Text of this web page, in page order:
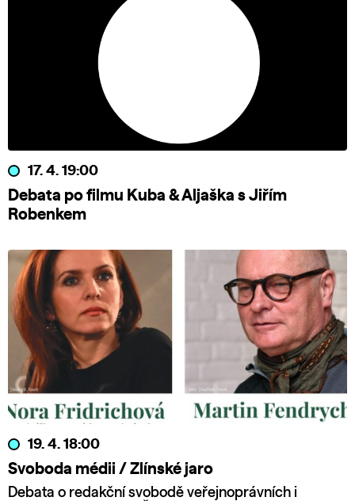
17. 4. 19:00
Debata po filmu Kuba & Aljaška s Jiřím
Robenkem
19. 4. 18:00
Svoboda médii / Zlínské jaro
Debata o redakční svobodě veřejnoprávních i